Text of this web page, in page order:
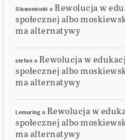
Slawomirski o Rewolucja w
społecznej albo
ma alternatywy
stefan o Rewolucja w
społecznej albo
ma alternatywy
Lemuring o Rewolucja w
społecznej albo
ma alternatywy